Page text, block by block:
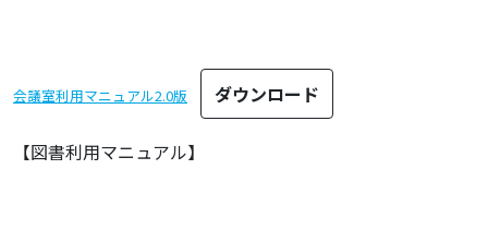
会議室利用マニュアル2.0版 ダウンロード
【図書利用マニュアル】